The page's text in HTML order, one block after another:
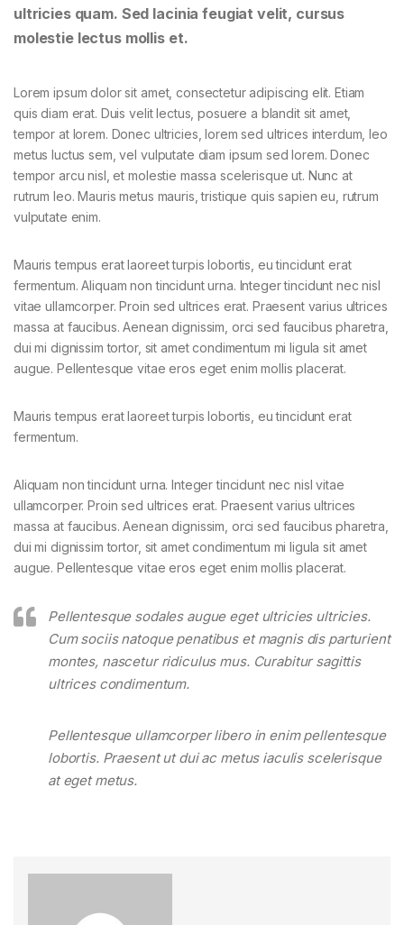
ultricies quam. Sed lacinia feugiat velit, cursus
molestie lectus mollis et.
Lorem ipsum dolor sit amet, consectetur adipiscing elit. Etiam
quis diam erat. Duis velit lectus, posuere a blandit sit amet,
tempor at lorem. Donec ultricies, lorem sed ultrices interdum, leo
metus luctus sem, vel vulputate diam ipsum sed lorem. Donec
tempor arcu nisl, et molestie massa scelerisque ut. Nunc at
rutrum leo. Mauris metus mauris, tristique quis sapien eu, rutrum
vulputate enim.
Mauris tempus erat laoreet turpis lobortis, eu tincidunt erat
fermentum. Aliquam non tincidunt urna. Integer tincidunt nec nisl
vitae ullamcorper. Proin sed ultrices erat. Praesent varius ultrices
massa at faucibus. Aenean dignissim, orci sed faucibus pharetra,
dui mi dignissim tortor, sit amet condimentum mi ligula sit amet
augue. Pellentesque vitae eros eget enim mollis placerat.
Mauris tempus erat laoreet turpis lobortis, eu tincidunt erat
fermentum.
Aliquam non tincidunt urna. Integer tincidunt nec nisl vitae
ullamcorper. Proin sed ultrices erat. Praesent varius ultrices
massa at faucibus. Aenean dignissim, orci sed faucibus pharetra,
dui mi dignissim tortor, sit amet condimentum mi ligula sit amet
augue. Pellentesque vitae eros eget enim mollis placerat.
Pellentesque sodales augue eget ultricies ultricies.
Cum sociis natoque penatibus et magnis dis parturient
montes, nascetur ridiculus mus. Curabitur sagittis
ultrices condimentum.
Pellentesque ullamcorper libero in enim pellentesque
lobortis. Praesent ut dui ac metus iaculis scelerisque
at eget metus.